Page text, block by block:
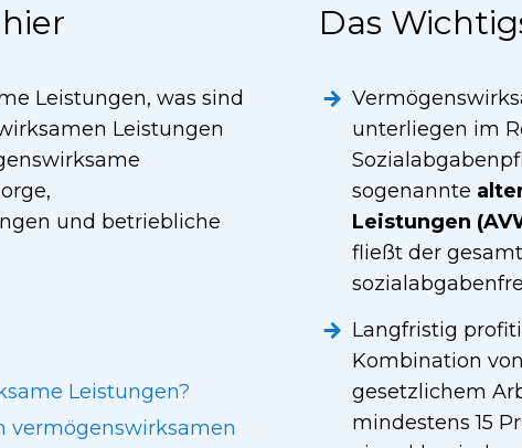
Leistungen, was sind
Leistungen
und betriebliche
Leistungen?
vermögenswirksamen
Das
unterliegen im
sogenannte
Leistungen
fließt der
Langfristig
Kombination
gesetzlichem
mindestens 15